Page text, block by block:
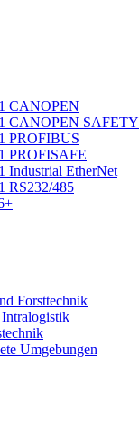
CANOPEN
CANOPEN SAFETY
PROFIBUS
PROFISAFE
Industrial EtherNet
RS232/485
Forsttechnik
Umgebungen